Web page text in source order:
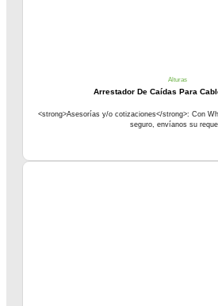
Alturas
Arrestador De Caídas Para
<strong>Asesorías y/o cotizaciones</strong>: Con
seguro, envíanos su